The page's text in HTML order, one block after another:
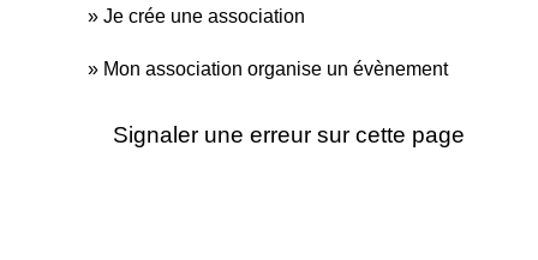
Je crée une association
Mon association organise un évènement
Signaler une erreur sur cette page